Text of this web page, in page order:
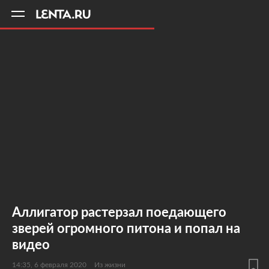
Аллигатор растерзал поедающего
зверей огромного питона и попал на
видео
14:35, 6 февраля 2020 Из жизни